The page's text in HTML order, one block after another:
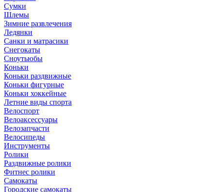
Сумки
Шлемы
Зимние развлечения
Ледянки
Санки и матрасики
Снегокаты
Сноутьюбы
Коньки
Коньки раздвижные
Коньки фигурные
Коньки хоккейные
Летние виды спорта
Велоспорт
Велоаксессуары
Велозапчасти
Велосипеды
Инструменты
Ролики
Раздвижные ролики
Фитнес ролики
Самокаты
Городские самокаты